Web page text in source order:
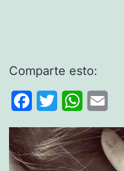
Comparte esto:
Facebook
Twitter WhatsApp